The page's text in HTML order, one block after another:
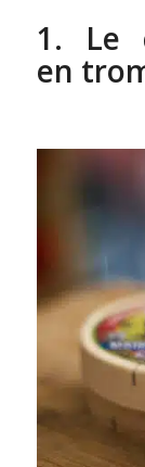
1. Le
en